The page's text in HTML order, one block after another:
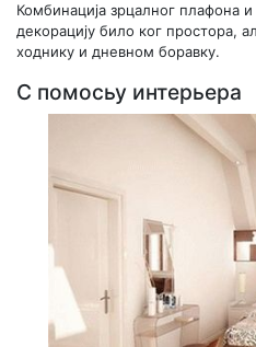
Комбинација зрцалног плафона и
декорацију било ког простора,
ходнику и дневном боравку.
С помосьу интерьера